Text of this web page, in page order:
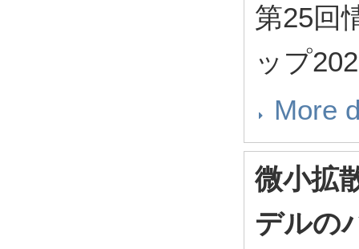
第25回
ップ
More
微小拡
デルの